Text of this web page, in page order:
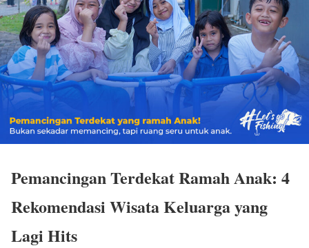
Pemancingan Terdekat Ramah Anak: 4
Rekomendasi Wisata Keluarga yang
Lagi Hits